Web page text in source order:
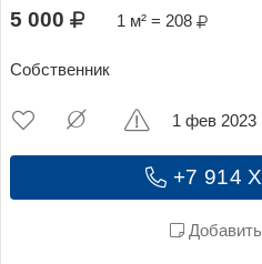
5 000 1 м² = 208
Собственник
+7 914
1 фев 2023